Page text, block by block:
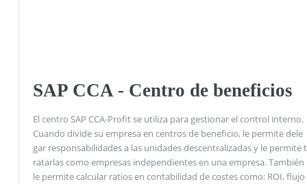
SAP CCA - Centro de beneficios
El centro SAP CCA-Profit se utiliza para gestionar el control interno.
Cuando divide su empresa en centros de beneficio, le permite dele
gar responsabilidades a las unidades descentralizadas y le permite t
ratarlas como empresas independientes en una empresa. También
le permite calcular ratios en contabilidad de costes como: ROI, flujo